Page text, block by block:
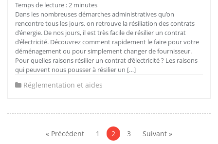
Temps de lecture :2 minutes
Dans les nombreuses démarches administratives qu’on
rencontre tous les jours, on retrouve la résiliation des contrats
d’énergie. De nos jours, il est très facile de résilier un contrat
d’électricité. Découvrez comment rapidement le faire pour votre
déménagement ou pour simplement changer de fournisseur.
Pour quelles raisons résilier un contrat d’électricité ? Les raisons
qui peuvent nous pousser à résilier un […]
Réglementation et aides
« Précédent 1 2 3 Suivant »